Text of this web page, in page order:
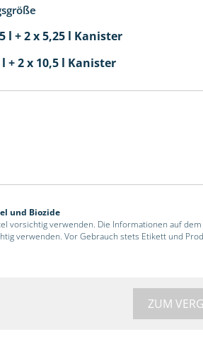
l + 2 x 5,25 l Kanister
+ 2 x 10,5 l Kanister
und Biozide
vorsichtig verwenden. Die Informationen auf
verwenden. Vor Gebrauch stets Etikett und
ZUM